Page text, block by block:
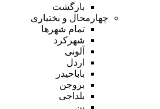
بازگشت
چهارمحال و بختیاری
تمام شهر‌ها
شهرکرد
آلونی
اردل
باباحیدر
بروجن
بلداجی
بن